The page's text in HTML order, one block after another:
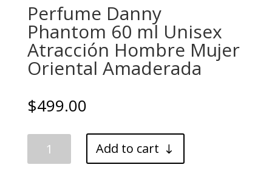
Perfume Danny
Phantom 60 ml Unisex
Atracción Hombre Mujer
Oriental Amaderada
$499.00
Perfume
Danny
Add to cart